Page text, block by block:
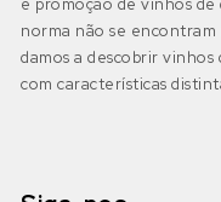
norma não se
damos a descobrir
com características